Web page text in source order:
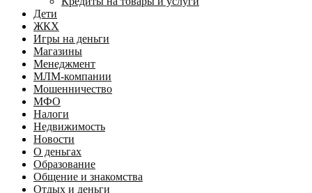
Дети
ЖКХ
Игры на деньги
Магазины
Менеджмент
МЛМ-компании
Мошенничество
МФО
Налоги
Недвижимость
Новости
О деньгах
Образование
Общение и знакомства
Отдых и деньги